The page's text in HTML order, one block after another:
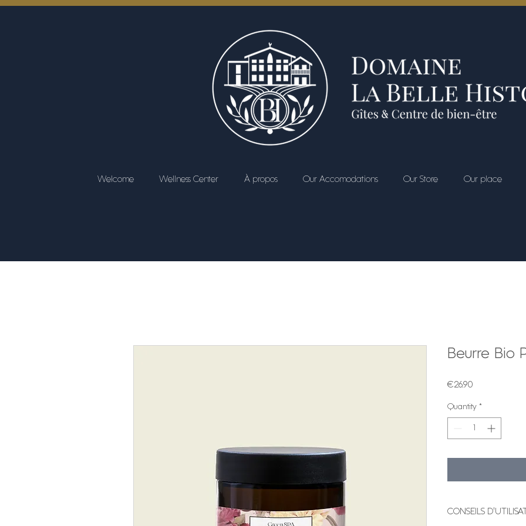
Welcome Wellness Center À propos Our Accomodations Our Store Our place
Beurre Bio
€26.90
Quantity *
CONSEILS